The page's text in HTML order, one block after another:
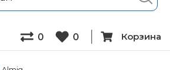
0 0 Корзина